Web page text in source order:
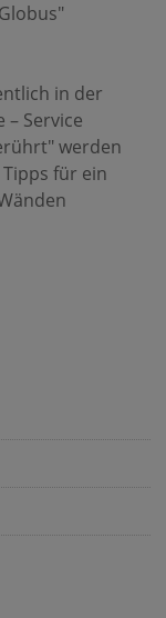
in der
– Service
werden
für ein